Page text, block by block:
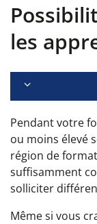
les
Pendant votre
ou moins élevé
région de
suffisamment
solliciter
Même si vous